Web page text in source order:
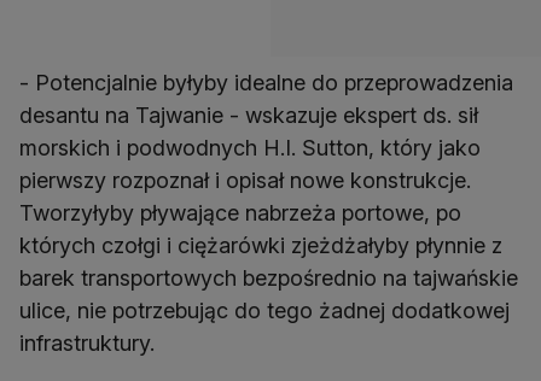
- Potencjalnie byłyby idealne do przeprowadzenia
desantu na Tajwanie - wskazuje ekspert ds. sił
morskich i podwodnych H.I. Sutton, który jako
pierwszy rozpoznał i opisał nowe konstrukcje.
Tworzyłyby pływające nabrzeża portowe, po
których czołgi i ciężarówki zjeżdżałyby płynnie z
barek transportowych bezpośrednio na tajwańskie
ulice, nie potrzebując do tego żadnej dodatkowej
infrastruktury.